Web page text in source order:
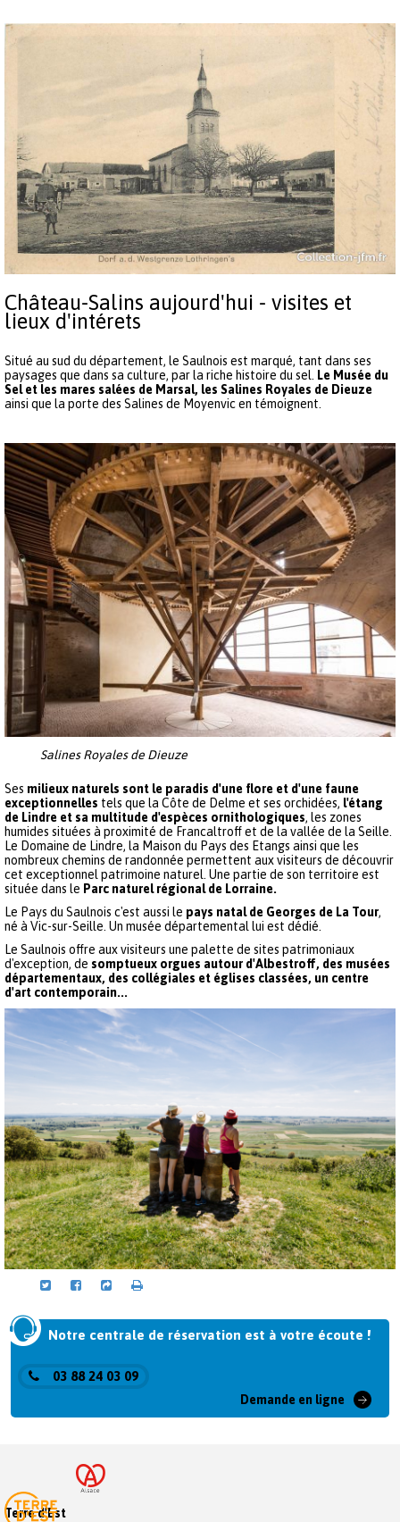
Château-Salins aujourd'hui - visites et
lieux d'intérets
Situé au sud du département, le Saulnois est marqué, tant dans ses
paysages que dans sa culture, par la riche histoire du sel. Le Musée du
Sel et les mares salées de Marsal, les Salines Royales de Dieuze
ainsi que la porte des Salines de Moyenvic en témoignent.
Salines Royales de Dieuze​
Ses milieux naturels sont le paradis d'une flore et d'une faune
exceptionnelles tels que la Côte de Delme et ses orchidées, l'étang
de Lindre et sa multitude d'espèces ornithologiques, les zones
humides situées à proximité de Francaltroff et de la vallée de la Seille.
Le Domaine de Lindre, la Maison du Pays des Etangs ainsi que les
nombreux chemins de randonnée permettent aux visiteurs de découvrir
cet exceptionnel patrimoine naturel. Une partie de son territoire est
située dans le Parc naturel régional de Lorraine.
Le Pays du Saulnois c'est aussi le pays natal de Georges de La Tour,
né à Vic-sur-Seille. Un musée départemental lui est dédié.
Le Saulnois offre aux visiteurs une palette de sites patrimoniaux
d'exception, de somptueux orgues autour d'Albestroff, des musées
départementaux, des collégiales et églises classées, un centre
d'art contemporain...
Notre centrale de réservation est à votre écoute !
03 88 24 03 09
Demande en ligne
Terre d'Est